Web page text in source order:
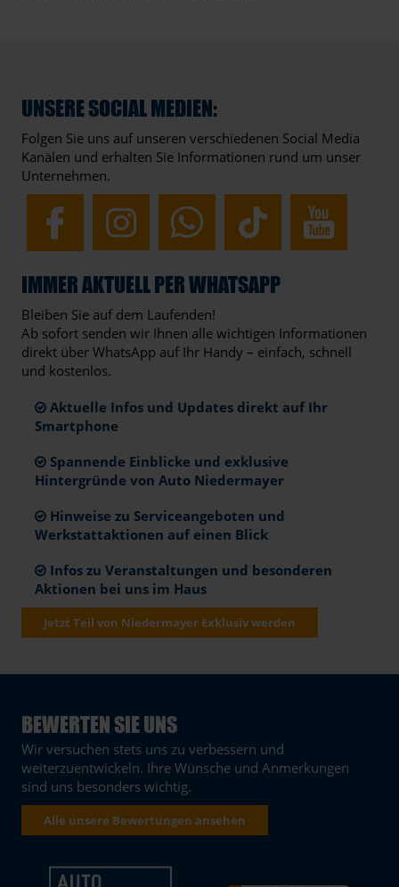
UNSERE SOCIAL MEDIEN:
Folgen Sie uns auf unseren verschiedenen Social Media
Kanälen und erhalten Sie Informationen rund um unser
Unternehmen.
IMMER AKTUELL PER WHATSAPP
Bleiben Sie auf dem Laufenden!
Ab sofort senden wir Ihnen alle wichtigen Informationen
direkt über WhatsApp auf Ihr Handy – einfach, schnell
und kostenlos.
Aktuelle Infos und Updates direkt auf Ihr
Smartphone
Spannende Einblicke und exklusive
Hintergründe von Auto Niedermayer
Hinweise zu Serviceangeboten und
Werkstattaktionen auf einen Blick
Infos zu Veranstaltungen und besonderen
Aktionen bei uns im Haus
Jetzt Teil von Niedermayer Exklusiv werden
BEWERTEN SIE UNS
Wir versuchen stets uns zu verbessern und
weiterzuentwickeln. Ihre Wünsche und Anmerkungen
sind uns besonders wichtig.
Alle unsere Bewertungen ansehen